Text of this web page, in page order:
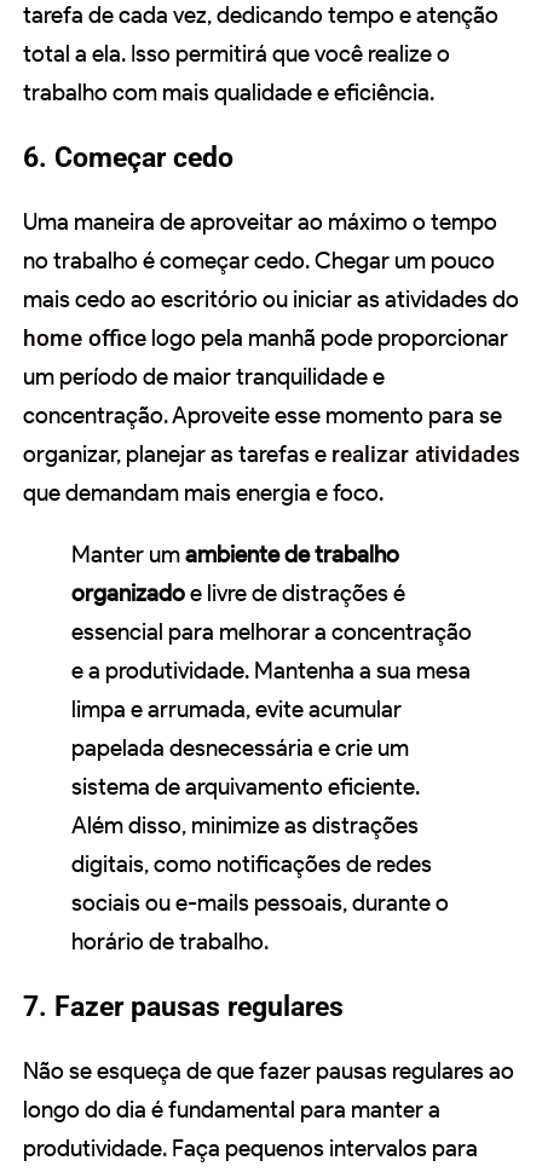
tarefa de cada vez, dedicando tempo e atenção
total a ela. Isso permitirá que você realize o
trabalho com mais qualidade e eficiência.
6. Começar cedo
Uma maneira de aproveitar ao máximo o tempo
no trabalho é começar cedo. Chegar um pouco
mais cedo ao escritório ou iniciar as atividades do
home office logo pela manhã pode proporcionar
um período de maior tranquilidade e
concentração. Aproveite esse momento para se
organizar, planejar as tarefas e realizar atividades
que demandam mais energia e foco.
Manter umambiente de trabalho
organizadoe livre de distrações é
essencial para melhorar a concentração
e a produtividade. Mantenha a sua mesa
limpa e arrumada, evite acumular
papelada desnecessária e crie um
sistema de arquivamento eficiente.
Além disso, minimize as distrações
digitais, como notificações de redes
sociais ou e-mails pessoais, durante o
horário de trabalho.
7. Fazer pausas regulares
Não se esqueça de que fazer pausas regulares ao
longo do dia é fundamental para manter a
produtividade. Faça pequenos intervalos para